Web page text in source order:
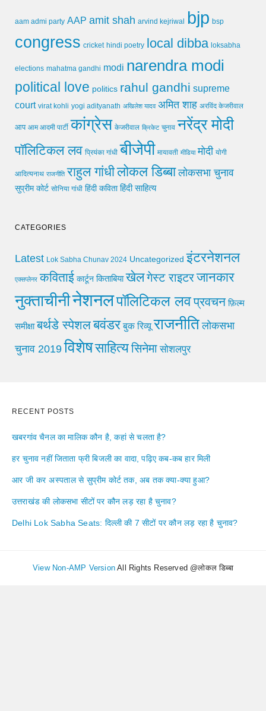
aam admi party AAP amit shah arvind kejriwal bjp bsp
congress cricket hindi poetry local dibba loksabha
elections mahatma gandhi modi narendra modi
political love politics rahul gandhi supreme
court virat kohli yogi adityanath अखिलेश यादव अमित शाह अरविंद केजरीवाल
आप आम आदमी पार्टी कांग्रेस केजरीवाल क्रिकेट चुनाव नरेंद्र मोदी
पॉलिटिकल लव प्रियंका गांधी बीजेपी मायावती मीडिया मोदी योगी
आदित्यनाथ राजनीति राहुल गांधीलोकल डिब्बा लोकसभा चुनाव
सुप्रीम कोर्ट सोनिया गांधी हिंदी कविता हिंदी साहित्य
CATEGORIES
Latest Lok Sabha Chunav 2024 Uncategorized इंटरनेशनल
एक्सप्लेनर कविताई कार्टून किताबिया खेलगेस्ट राइटरजानकार
नुक्ताचीनीनेशनलपॉलिटिकल लवप्रवचन फ़िल्म
समीक्षा बर्थडे स्पेशलबवंडर बुक रिव्यू राजनीति लोकसभा
चुनाव 2019 विशेषसाहित्यसिनेमा सोशलपुर
RECENT POSTS
खबरगांव चैनल का मालिक कौन है, कहां से चलता है?
हर चुनाव नहीं जिताता फ्री बिजली का वादा, पढ़िए कब-कब हार मिली
आर जी कर अस्पताल से सुप्रीम कोर्ट तक, अब तक क्या-क्या हुआ?
उत्तराखंड की लोकसभा सीटों पर कौन लड़ रहा है चुनाव?
Delhi Lok Sabha Seats: दिल्ली की 7 सीटों पर कौन लड़ रहा है चुनाव?
View Non-AMP Version All Rights Reserved @लोकल डिब्बा